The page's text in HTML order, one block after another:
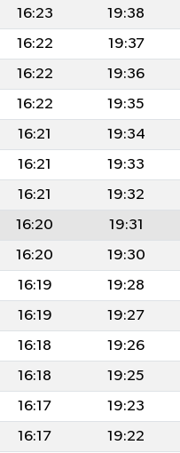
16:23 19:38
16:22
19:37
16:22
19:36
16:22
19:35
16:21
19:34
16:21
19:33
16:21
19:32
16:20
19:31
16:20
19:30
16:19
19:28
16:19
19:27
16:18
19:26
16:18
19:25
16:17
19:23
16:17
19:22